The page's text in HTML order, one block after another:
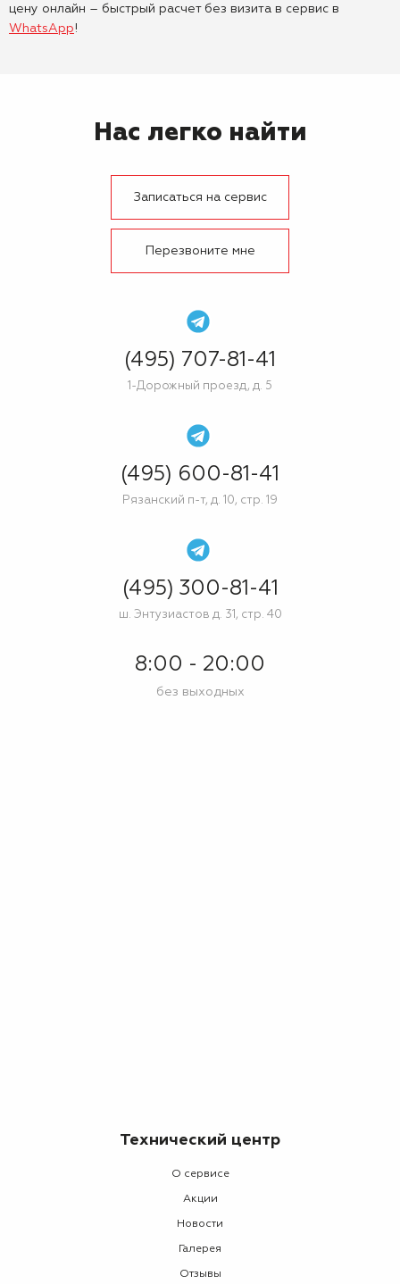
цену онлайн – быстрый расчет без визита в сервис в
WhatsApp!
Нас легко найти
Записаться на сервис
Перезвоните мне
(495) 707-81-41
1-Дорожный проезд, д. 5
(495) 600-81-41
Рязанский п-т, д. 10, стр. 19
(495) 300-81-41
ш. Энтузиастов д. 31, стр. 40
8:00 - 20:00
без выходных
Технический центр
О сервисе
Акции
Новости
Галерея
Отзывы